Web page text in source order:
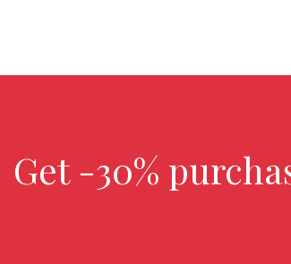
Get -30%